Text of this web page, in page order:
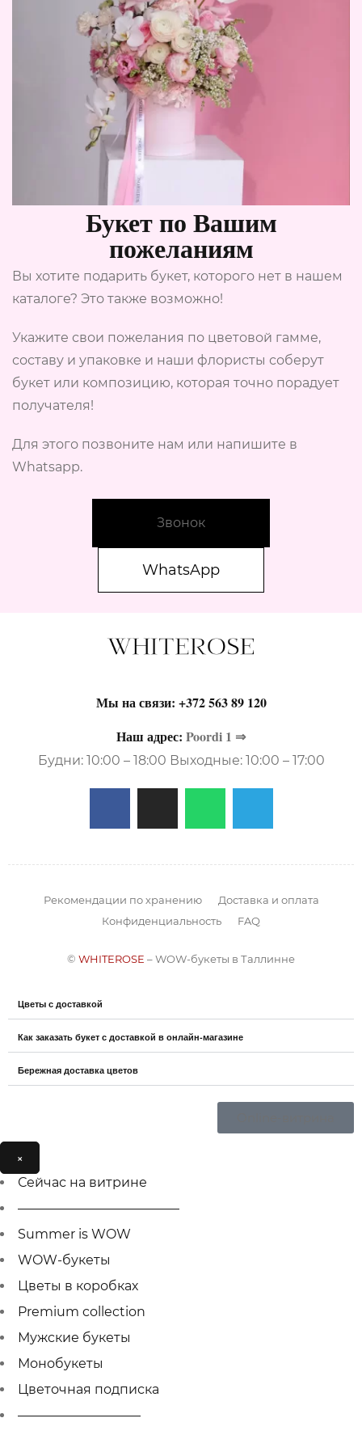
Букет по Вашим
пожеланиям
Вы хотите подарить букет, которого нет в нашем
каталоге? Это также возможно!
Укажите свои пожелания по цветовой гамме,
составу и упаковке и наши флористы соберут
букет или композицию, которая точно порадует
получателя!
Для этого позвоните нам или напишите в
Whatsapp.
Звонок
WhatsApp
Мы на связи: +372 563 89 120
Наш адрес: Poordi 1 ⇒
Будни: 10:00 – 18:00 Выходные: 10:00 – 17:00
© WHITEROSE – WOW-букеты в Таллинне
Рекомендации по хранению
Доставка и оплата
Конфиденциальность
FAQ
Цветы с доставкой
Как заказать букет с доставкой в онлайн-магазине
Бережная доставка цветов
×
Сейчас на витрине
————————————–
Summer is WOW
WOW-букеты
Цветы в коробках
Premium collection
Мужcкие букеты
Монобукеты
Цветочная подписка
—————————–